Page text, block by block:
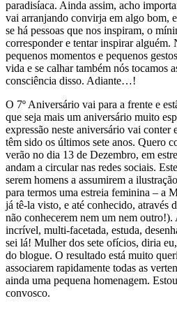
paradisíaca. Ainda assim, acho
vai arranjando convirja em algo bom,
se há pessoas que nos inspiram, o
corresponder e tentar inspirar alguém.
pequenos momentos e pequenos
vida e se calhar também nós tocamos
consciência disso. Adiante…!
O 7º Aniversário vai para a frente e
que seja mais um aniversário muito
expressão neste aniversário vai
têm sido os últimos sete anos. Quero
verão no dia 13 de Dezembro, em
andam a circular nas redes sociais.
serem homens a assumirem a
para termos uma estreia feminina – a
já tê-la visto, e até conhecido, através
não conhecerem nem um nem outro!).
incrível, multi-facetada, estuda,
sei lá! Mulher dos sete ofícios, diria
do blogue. O resultado está muito
associarem rapidamente todas as
ainda uma pequena homenagem.
convosco.